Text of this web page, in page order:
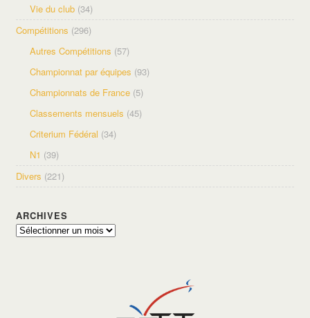
Vie du club (34)
Compétitions (296)
Autres Compétitions (57)
Championnat par équipes (93)
Championnats de France (5)
Classements mensuels (45)
Criterium Fédéral (34)
N1 (39)
Divers (221)
ARCHIVES
Archives